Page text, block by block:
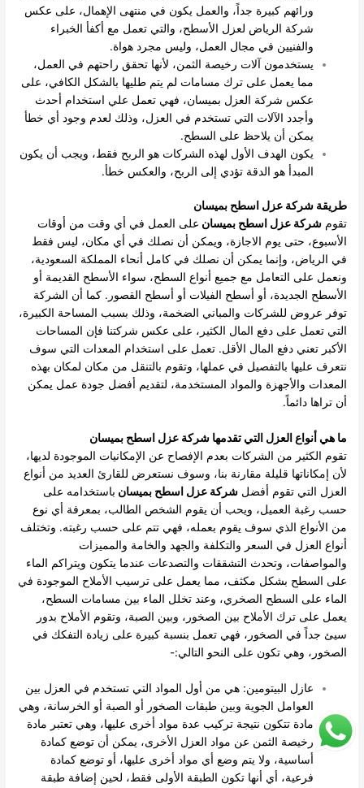
ورائهم كبيرة جداً، والعمل يكون في منتهى الإهمال، على عكس
شركة الرياض لعزل الأسطح، والتي تعمل مع أكفأ الخبراء
والفنيين في مجال العمل، وليس مجرد هواة.
يستخدمون آلات رخيصة الثمن، لأنها تحقق راحتهم في العمل،
مما يعمل على ترك مسامات لم يتم طليها بالشكل الكافي، على
عكس شركة العزل بميسان، فهي تعمل علي استخدام أحدث
وأجدد الآلات التي تستخدم في العزل، وذلك لعدم وجود أي خطأ
يمكن أن يلاحظ على السطح.
يكون الهدف الأول لهذه الشركات هو الربح فقط، ويجب أن يكون
المبدأ هو الدقة تؤدي إلى الربح، والعكس خطأ.
طريقة شركة عزل اسطح بميسان
تقومشركة عزل اسطح بميسان على العمل في أي وقت من أوقات
الأسبوع، حتى يوم الاجازة، ويمكن أن نصلك في أي مكان، ليس فقط
في الرياض، وإنما يمكن أن نصلك في كامل أنحاء المملكة السعودية،
ونعمل على التعامل مع جميع أنواع السطح، سواء الأسطح القديمة أو
الأسطح الجديدة، أو أسطح الفيلات أو أسطح القصور.كما أن الشركة
توفر عروض للشركات والمباني الضخمة، وذلك بسبب المساحة الكبيرة،
التي تعمل على دفع المال الكثير، على عكس شركتنا فإن المساحات
الأكبر تعني دفع المال الأقل.تعمل على استخدام المعدات التي سوف
نتعرف عليها بالتفصيل في عملها، وتقوم بالتنقل من مكان لمكان بهذه
المعدات والأجهزة والمواد المستخدمة، لتقديم أفضل جودة عمل يمكن
أن تراها دائماً.
ما هي أنواع العزل التي تقدمها شركة عزل اسطح بميسان
تقوم الكثير من الشركات بعدم الإفصاح عن الإمكانيات الموجودة لديها،
لأن إمكاناتها قليلة مقارنة بنا، وسوف نستعرض للقارئ العديد من أنواع
العزل التي تقوم أفضلشركة عزل اسطح بميسان باستخدامه على
حسب رغبة العميل، ويحب أن يقوم الشخص الطالب، بمعرفة أي نوع
من الأنواع الذي سوف يقوم بعمله، فهي تتم على حسب رغبته. وتختلف
أنواع العزل في السعر والتكلفة والجهد والخامة والمميزات
والمواصفات، وتحدث التشققات والتصدعات عندما يتكون ويتراكم الماء
على السطح بشكل مكثف، مما يعمل على ترسيب الأملاح الموجودة في
الماء على السطح الصخري، وعند تخلل الماء بين مسامات السطح،
يعمل على ترك الأملاح بين الصخور، وبين الصبة، وتقوم الأملاح بدور
سيئ جداً في الصخور، فهي تعمل بنسبة كبيرة على زيادة التفكك في
الصخور، وهي تكون على النحو التالي:-
عازل البيتومين: هي من أول المواد التي تستخدم في العزل بين
العوامل الجوية وبين طبقات الصخور أو الصبة أو الخرسانة، وهي
مادة تتكون نتيجة تركيب عدة مواد أخرى عليها، وهي تعتبر مادة
رخيصة الثمن عن مواد العزل الأخرى، يمكن أن توضع كمادة
أساسية، ولا يتم وضع أي مواد أخرى عليها، أو توضع كمادة
فرعية، أي أنها تكون الطبقة الأولى فقط، لحين إضافة طبقة